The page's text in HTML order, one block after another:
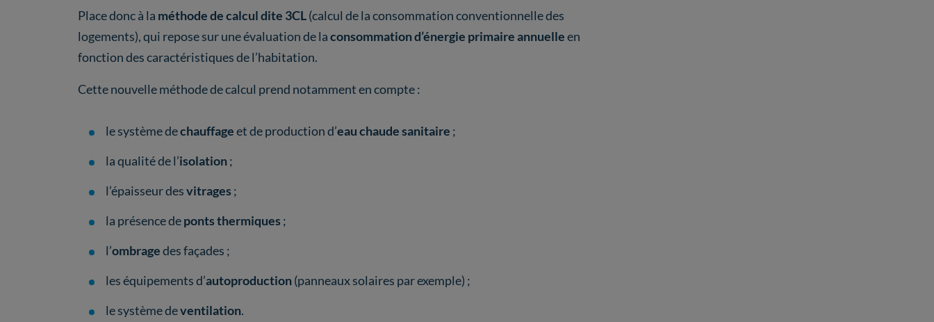
Place donc à la méthode de calcul dite 3CL(calcul de la consommation conventionnelle des
logements), qui repose sur une évaluation de laconsommation d’énergie primaire annuelleen
fonction des caractéristiques de l’habitation.
Cette nouvelle méthode de calcul prend notamment en compte :
le système dechauffageet de production d’eau chaude sanitaire ;
la qualité de l’isolation;
l’épaisseur desvitrages ;
la présence deponts thermiques ;
l’ombragedes façades ;
les équipements d’autoproduction(panneaux solaires par exemple) ;
le système deventilation.